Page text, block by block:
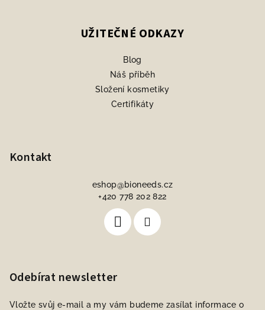
UŽITEČNÉ ODKAZY
Blog
Náš příběh
Složení kosmetiky
Certifikáty
Kontakt
eshop@bioneeds.cz
+420 778 202 822
Odebírat newsletter
Vložte svůj e-mail a my vám budeme zasílat informace o